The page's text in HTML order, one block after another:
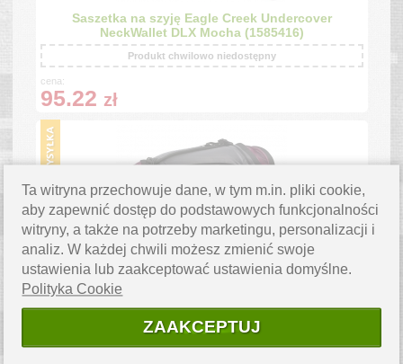
Saszetka na szyję Eagle Creek Undercover
NeckWallet DLX Mocha (1585416)
Produkt chwilowo niedostępny
cena:
95.22 zł
Plecak Eagle Creek Cargo Hauler Duffel 45L
Produkt chwilowo niedostępny
359.99zł
Ta witryna przechowuje dane, w tym m.in. pliki cookie,
aby zapewnić dostęp do podstawowych funkcjonalności
witryny, a także na potrzeby marketingu, personalizacji i
analiz. W każdej chwili możesz zmienić swoje
ustawienia lub zaakceptować ustawienia domyślne.
Polityka Cookie
ZAAKCEPTUJ